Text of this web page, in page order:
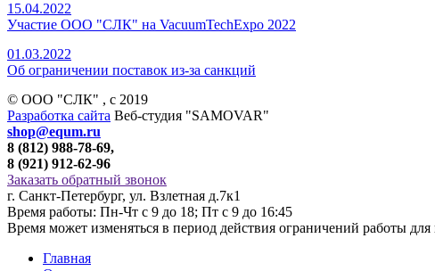
15.04.2022
Участие ООО "СЛК" на VacuumTechExpo 2022
01.03.2022
Об ограничении поставок из-за санкций
© ООО "СЛК" , c 2019
Разработка сайта Веб-студия "SAMOVAR"
shop@equm.ru
8 (812) 988-78-69,
8 (921) 912-62-96
Заказать обратный звонок
г. Санкт-Петербург, ул. Взлетная д.7к1
Время работы: Пн-Чт с 9 до 18; Пт с 9 до 16:45
Время может изменяться в период действия ограничений работы
Главная